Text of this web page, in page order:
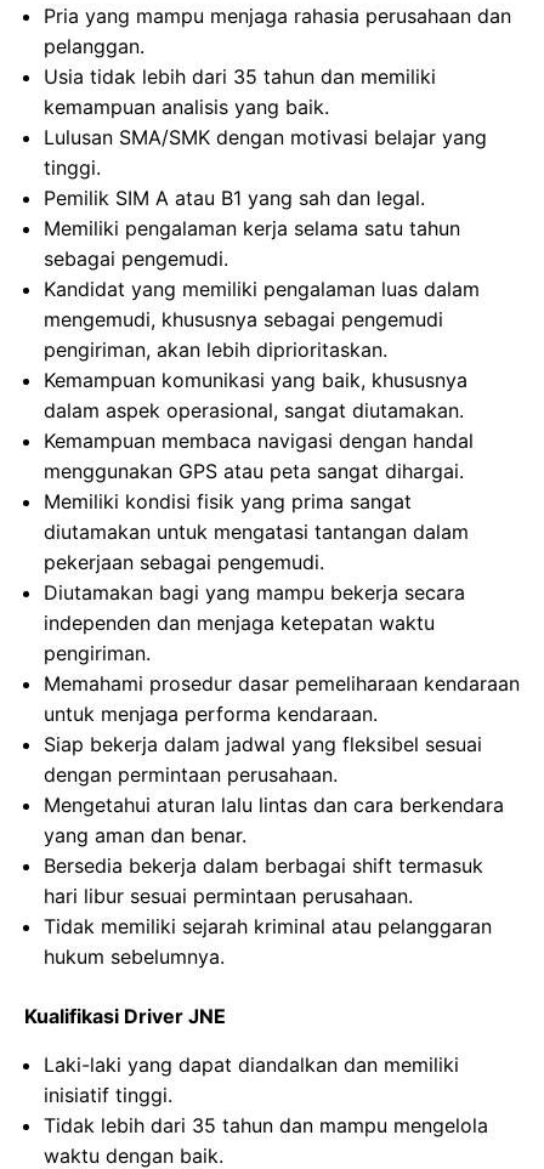
Pria yang mampu menjaga rahasia perusahaan dan
pelanggan.
Usia tidak lebih dari 35 tahun dan memiliki
kemampuan analisis yang baik.
Lulusan SMA/SMK dengan motivasi belajar yang
tinggi.
Pemilik SIM A atau B1 yang sah dan legal.
Memiliki pengalaman kerja selama satu tahun
sebagai pengemudi.
Kandidat yang memiliki pengalaman luas dalam
mengemudi, khususnya sebagai pengemudi
pengiriman, akan lebih diprioritaskan.
Kemampuan komunikasi yang baik, khususnya
dalam aspek operasional, sangat diutamakan.
Kemampuan membaca navigasi dengan handal
menggunakan GPS atau peta sangat dihargai.
Memiliki kondisi fisik yang prima sangat
diutamakan untuk mengatasi tantangan dalam
pekerjaan sebagai pengemudi.
Diutamakan bagi yang mampu bekerja secara
independen dan menjaga ketepatan waktu
pengiriman.
Memahami prosedur dasar pemeliharaan kendaraan
untuk menjaga performa kendaraan.
Siap bekerja dalam jadwal yang fleksibel sesuai
dengan permintaan perusahaan.
Mengetahui aturan lalu lintas dan cara berkendara
yang aman dan benar.
Bersedia bekerja dalam berbagai shift termasuk
hari libur sesuai permintaan perusahaan.
Tidak memiliki sejarah kriminal atau pelanggaran
hukum sebelumnya.
Kualifikasi Driver JNE
Laki-laki yang dapat diandalkan dan memiliki
inisiatif tinggi.
Tidak lebih dari 35 tahun dan mampu mengelola
waktu dengan baik.